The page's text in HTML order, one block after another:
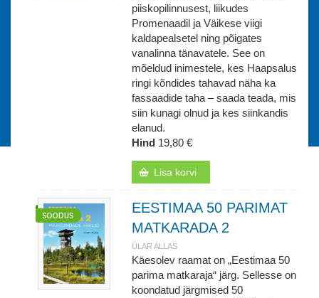
piiskopilinnusest, liikudes
Promenaadil ja Väikese viigi
kaldapealsetel ning põigates
vanalinna tänavatele. See on
mõeldud inimestele, kes Haapsalus
ringi kõndides tahavad näha ka
fassaadide taha – saada teada, mis
siin kunagi olnud ja kes siinkandis
elanud.
Hind 19,80 €
Lisa korvi
EESTIMAA 50 PARIMAT
MATKARADA 2
ÜLAR ALLAS
Käesolev raamat on „Eestimaa 50
parima matkaraja“ järg. Sellesse on
koondatud järgmised 50